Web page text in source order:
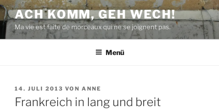
Zum
Inhalt
springen
ACH KOMM, GEH WECH!
Ma vie est faite de morceaux qui ne se joignent pas.
Menü
VERÖFFENTLICHT
AM
14. JULI 2013 VON ANNE
Frankreich in lang und breit